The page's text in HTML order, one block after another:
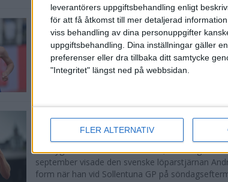
leverantörers uppgiftsbehandling enligt
för att få åtkomst till mer detaljerad
viss behandling av dina personuppgifter
uppgiftsbehandling. Dina inställningar gäller
preferenser eller dra tillbaka ditt samtycke
"Integritet" längst ned på webbsidan.
FLER ALTERNATIV
Löparna viktiga när Sverige vann
26 aug 2025
Den hundrade upplagan av Finnkampen,
landskamp i friidrott, avgjordes inför fullsatta
Svenskt rekord när Almgren testade
En dryg månad före friidrotts-VM, som avgörs i
september visade den svenske löparstjärnan
form när han vid Sollentuna GP på